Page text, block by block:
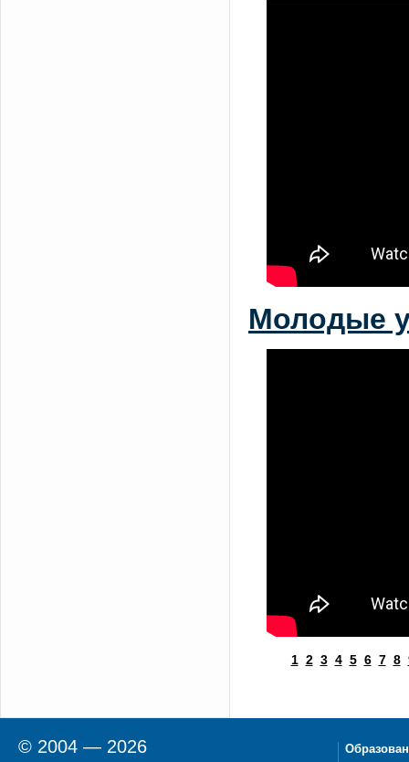
Молодые
1 2 3 4 5 6 7 8
© 2004 — 2026